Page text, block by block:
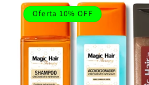
Oferta 10% OFF